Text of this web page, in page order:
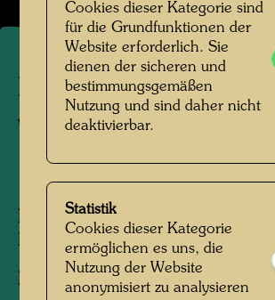
Hundertwasser
von Manfred
1972
Personen am Foto:
Friedensreich
Hundertwasser
Fotograf:Manfred Bockelmann
Cookies dieser Kategorie sind
für die Grundfunktionen der
Website erforderlich. Sie
dienen der sicheren und
bestimmungsgemäßen
Nutzung und sind daher nicht
deaktivierbar.
Statistik
Cookies dieser Kategorie
ermöglichen es uns, die
Nutzung der Website
anonymisiert zu analysieren